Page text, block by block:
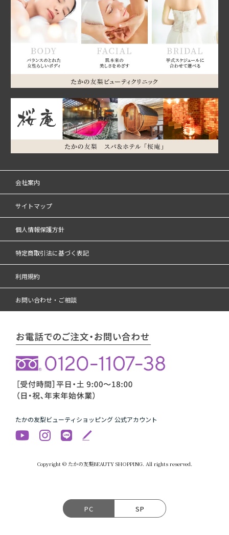
会社案内
サイトマップ
個人情報保護方針
特定商取引法に基づく表記
利用規約
お問い合わせ・ご相談
たかの友梨ビューティショッピング 公式アカウント
Copyright © たかの友梨BEAUTY SHOPPING. All rights reserved.
PC SP